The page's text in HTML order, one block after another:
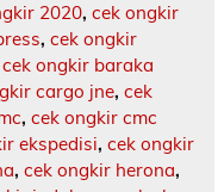
2020, cek ongkir
, cek ongkir
cek ongkir baraka
cargo jne, cek
, cek ongkir cmc
ekspedisi, cek ongkir
, cek ongkir herona,